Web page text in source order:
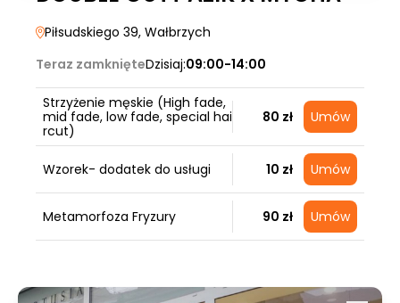
Piłsudskiego 39, Wałbrzych
Teraz zamknięteDzisiaj:09:00-14:00
Strzyżenie męskie (High fade,
mid fade, low fade, special hai
rcut)
80 zł Umów
Wzorek- dodatek do usługi 10 zł Umów
Metamorfoza Fryzury 90 zł Umów